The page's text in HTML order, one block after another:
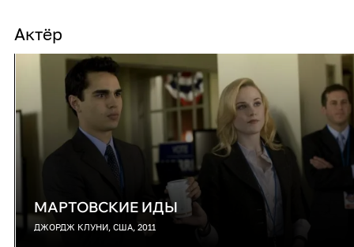
Актёр
МАРТОВСКИЕ ИДЫ
ДЖОРДЖ КЛУНИ, США, 2011